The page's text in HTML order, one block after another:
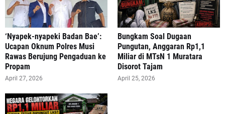
‘Nyapek-nyapeki Badan Bae’:
Ucapan Oknum Polres Musi
Rawas Berujung Pengaduan ke
Propam
April 27, 2026
Bungkam Soal Dugaan
Pungutan, Anggaran Rp1,1
Miliar di MTsN 1 Muratara
Disorot Tajam
April 25, 2026